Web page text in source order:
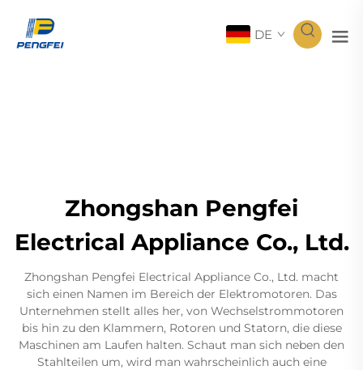
DE
Zhongshan Pengfei
Electrical Appliance Co., Ltd.
Zhongshan Pengfei Electrical Appliance Co., Ltd. macht
sich einen Namen im Bereich der Elektromotoren. Das
Unternehmen stellt alles her, von Wechselstrommotoren
bis hin zu den Klammern, Rotoren und Statorn, die diese
Maschinen am Laufen halten. Schaut man sich neben den
Stahlteilen um, wird man wahrscheinlich auch eine